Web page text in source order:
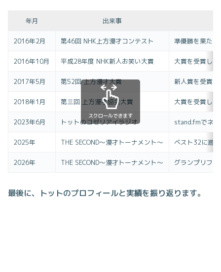
年月 出来事
2016年2月 第46回 NHK上方漫才コンテスト 準優勝を果た
2016年10月 平成28年度 NHK新人お笑い大賞 大賞を受賞し
2017年5月 第52回 上方漫才大賞 新人賞を受賞
2018年1月 第三回 上方漫才協会大賞 大賞を受賞し
2023年6月 トットのコゼリアイラジオ stand.fmでネ
2025年 THE SECOND～漫才トーナメント～ ベスト32に進
2026年 THE SECOND～漫才トーナメント～ グランプリフ
スクロールできます
最後に、トットのプロフィールと実績を振り返ります。